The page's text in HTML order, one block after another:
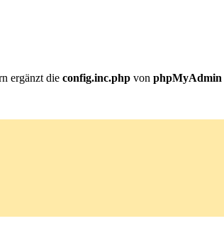
ergänzt die config.inc.php von phpMyAdmin